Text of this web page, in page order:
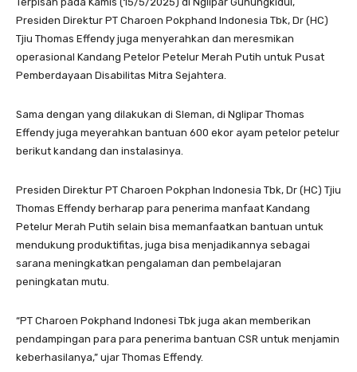
Presiden Direktur PT Charoen Pokphand Indonesia Tbk, Dr (HC)
Tjiu Thomas Effendy juga menyerahkan dan meresmikan
operasional Kandang Petelor Petelur Merah Putih untuk Pusat
Pemberdayaan Disabilitas Mitra Sejahtera.
Sama dengan yang dilakukan di Sleman, di Nglipar Thomas
Effendy juga meyerahkan bantuan 600 ekor ayam petelor petelur
berikut kandang dan instalasinya.
Presiden Direktur PT Charoen Pokphan Indonesia Tbk, Dr (HC) Tjiu
Thomas Effendy berharap para penerima manfaat Kandang
Petelur Merah Putih selain bisa memanfaatkan bantuan untuk
mendukung produktifitas, juga bisa menjadikannya sebagai
sarana meningkatkan pengalaman dan pembelajaran
peningkatan mutu.
“PT Charoen Pokphand Indonesi Tbk juga akan memberikan
pendampingan para para penerima bantuan CSR untuk menjamin
keberhasilanya,” ujar Thomas Effendy.